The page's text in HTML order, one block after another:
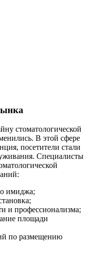
стоматологической
В этой сфере
посетители стали
Специалисты
имиджа;
и профессионализма;
площади
по размещению